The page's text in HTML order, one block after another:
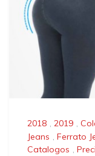
2018 , 2019 ,
Jeans , Ferrato
Catalogos ,